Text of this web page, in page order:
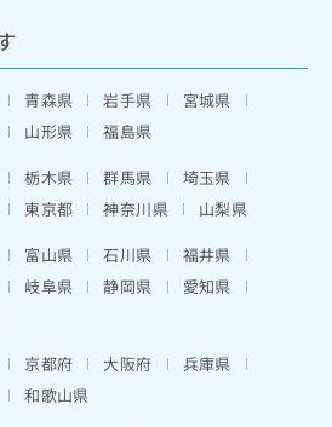
青森県 岩手県
宮城県
山形県
福島県
栃木県 群馬県
埼玉県
東京都 神奈川県
山梨県
富山県 石川県
福井県
岐阜県 静岡県
愛知県
京都府 大阪府
兵庫県
和歌山県